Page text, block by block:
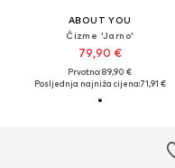
ABOUT YOU
Čizme 'Jarno'
79,90 €
Prvotno: 89,90 €
Posljednja najniža cijena:71,91 €